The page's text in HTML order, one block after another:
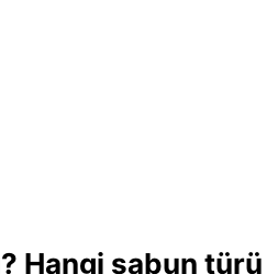
Hangi sabun türü